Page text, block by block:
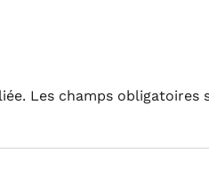
Les champs obligatoires